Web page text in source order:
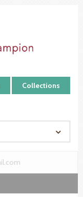
Collections